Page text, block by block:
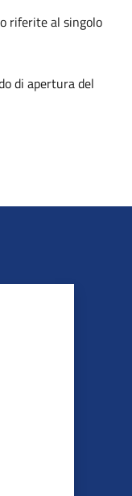
riferite al singolo
di apertura del